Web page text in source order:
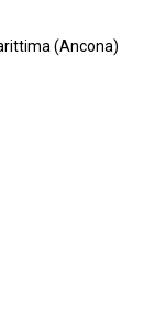
(Ancona)